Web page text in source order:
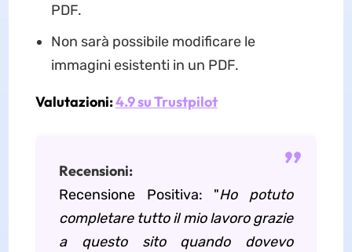
PDF.
Non sarà possibile modificare le
immagini esistenti in un PDF.
Valutazioni:4.9 su Trustpilot
Recensioni:
Recensione Positiva: "Ho potuto
completare tutto il mio lavoro grazie
a questo sito quando dovevo